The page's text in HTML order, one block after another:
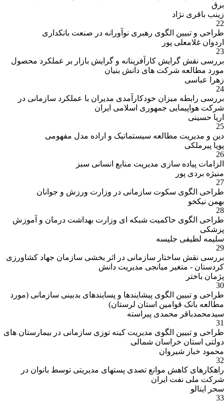
برق
زینب باقری نژاد
22
طراحی و تبیین الگوی رهبری نوآورانه در صنعت بانکداری
اردوان غلامعلی پور
23
بررسی نقش گرایش کارآفرینانه و گرایش بازار بر عملکرد محصول
مورد مطالعه شرکت های دانش بنیان
زهرا عباسی
24
بررسی رابطه میزان خودکارآمدی مدیران با عملکرد سازمانی در
شرکت هواپیمایی جمهوری اسلامی ایران
اریا حسینی
25
دین و مدیریت مطالعه سیستماتیک و اراده مدل مفهومی
پویا پیرملکی
26
الزامات پیاده سازی مدیریت منابع انسانی سبز
منیژه بردی پور
27
طراحی الگوی سکوت سازمانی در وزارت ورزش و جوانان
بهمن نیکخو
28
طراحی الگوی حاکمیت شبکه ای وزارت بهداشت درمان و آموزش
پزشکی
سلیمه لطیفی جلیسه
29
بررسی نقش ساختار سازمانی در اثر بخشی سازمان جهاد کشاورزی
کردستان - متغیر میانجی مدیریت دانش
پژمان باختر
30
طراحی و تبیین الگوی پیشایندها و پسایندهای بدبینی سازمانی (مورد
مطالعه بانک قوامین استان لرستان)
سیدمحمدباقر محمدی پیراسته
31
طراحی و تبیین الگوی مدیریت کینه توزی سازمانی در بیمارستان های
دولتی استان خراسان شمالی
محمود خباز شیروان
32
راهکارهای کاهش موانع تصدی پستهای مدیریتی توسط بانوان در
شرکت ملی نفت ایران
سحر اینالو
33